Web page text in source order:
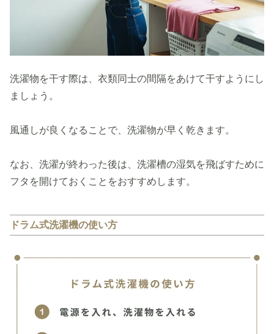
洗濯物を干す際は、衣類同士の間隔をあけて干すようにし
ましょう。
風通しが良くなることで、洗濯物が早く乾きます。
なお、洗濯が終わった後は、洗濯槽の湿気を飛ばすために
フタを開けておくことをおすすめします。
ドラム式洗濯機の使い方